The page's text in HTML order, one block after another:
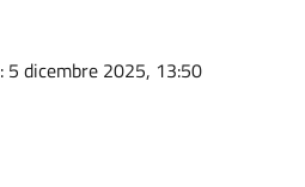
: 5 dicembre 2025, 13:50